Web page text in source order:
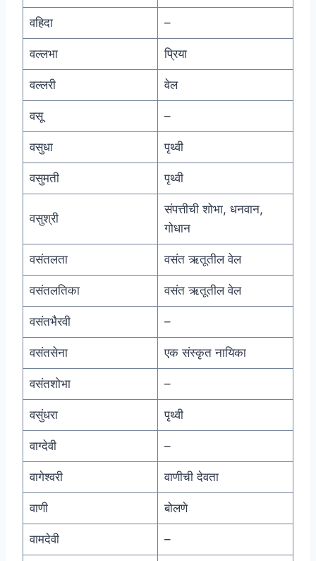
वहिदा –
वल्लभा प्रिया
वल्लरी वेल
वसू –
वसुधा पृथ्वी
वसुमती पृथ्वी
वसुश्री
संपत्तीची शोभा, धनवान,
गोधान
वसंतलता वसंत ऋतूतील वेल
वसंतलतिका वसंत ऋतूतील वेल
वसंतभैरवी –
वसंतसेना एक संस्कृत नायिका
वसंतशोभा –
वसुंधरा पृथ्वी
वाग्देवी –
वागेश्वरी वाणीची देवता
वाणी बोलणे
वामदेवी –